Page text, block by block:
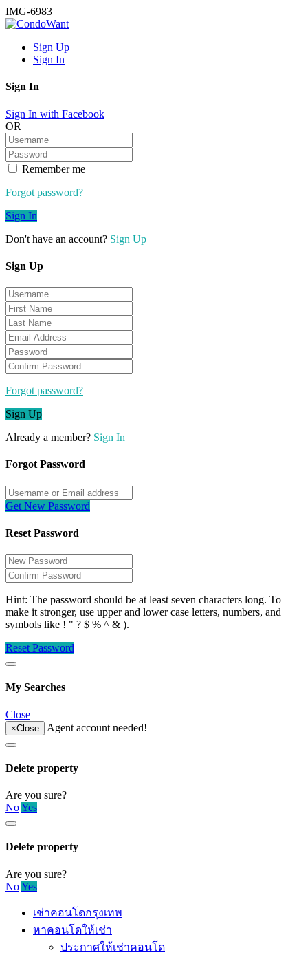
IMG-6983
Sign Up
Sign In
Sign In
Sign In with Facebook
OR
Remember me
Forgot password?
Sign In
Don't have an account? Sign Up
Sign Up
Forgot password?
Sign Up
Already a member? Sign In
Forgot Password
Get New Password
Reset Password
Hint: The password should be at least seven characters long. To
make it stronger, use upper and lower case letters, numbers, and
symbols like ! " ? $ % ^ & ).
Reset Password
My Searches
Close
×Close Agent account needed!
Delete property
Are you sure?
NoYes
Delete property
Are you sure?
NoYes
เช่าคอนโดกรุงเทพ
หาคอนโดให้เช่า
ประกาศให้เช่าคอนโด